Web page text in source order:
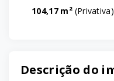
104,17 m² (Privativa)
Descrição do